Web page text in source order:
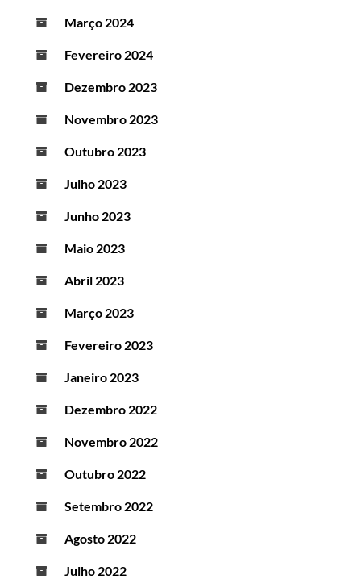
Março 2024
Fevereiro 2024
Dezembro 2023
Novembro 2023
Outubro 2023
Julho 2023
Junho 2023
Maio 2023
Abril 2023
Março 2023
Fevereiro 2023
Janeiro 2023
Dezembro 2022
Novembro 2022
Outubro 2022
Setembro 2022
Agosto 2022
Julho 2022